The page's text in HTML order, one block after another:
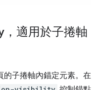
，適用於子捲軸
的子捲軸內錨定元素。在